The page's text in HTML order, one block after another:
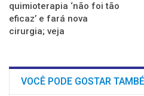
quimioterapia ‘não foi tão
eficaz’ e fará nova
cirurgia; veja
VOCÊ PODE GOSTAR